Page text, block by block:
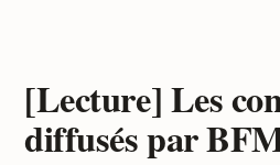
[Lecture] Les
diffusés par